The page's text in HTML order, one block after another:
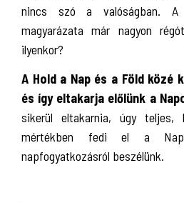
nincs szó a valóságban. A
magyarázata már nagyon
ilyenkor?
A Hold a Nap és a Föld közé
és így eltakarja előlünk a
sikerül eltakarnia, úgy
mértékben fedi el a
napfogyatkozásról beszélünk.